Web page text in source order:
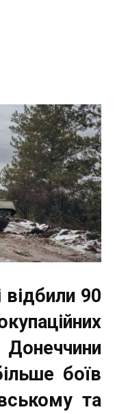
відбили 90
боїв
та